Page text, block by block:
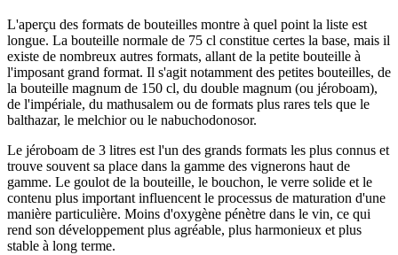
L'aperçu des formats de bouteilles montre à quel point la liste est
longue. La bouteille normale de 75 cl constitue certes la base, mais il
existe de nombreux autres formats, allant de la petite bouteille à
l'imposant grand format. Il s'agit notamment des petites bouteilles, de
la bouteille magnum de 150 cl, du double magnum (ou jéroboam),
de l'impériale, du mathusalem ou de formats plus rares tels que le
balthazar, le melchior ou le nabuchodonosor.
Le jéroboam de 3 litres est l'un des grands formats les plus connus et
trouve souvent sa place dans la gamme des vignerons haut de
gamme. Le goulot de la bouteille, le bouchon, le verre solide et le
contenu plus important influencent le processus de maturation d'une
manière particulière. Moins d'oxygène pénètre dans le vin, ce qui
rend son développement plus agréable, plus harmonieux et plus
stable à long terme.